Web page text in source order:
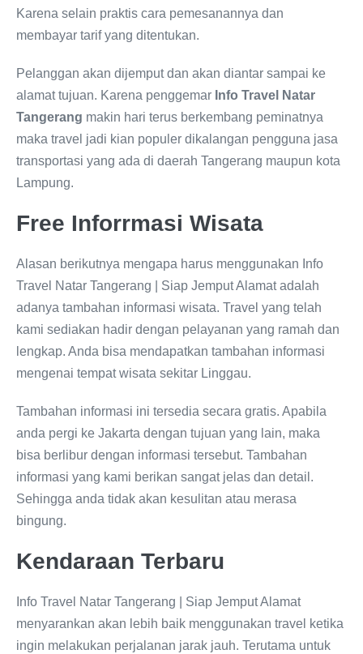
Karena selain praktis cara pemesanannya dan
membayar tarif yang ditentukan.
Pelanggan akan dijemput dan akan diantar sampai ke
alamat tujuan. Karena penggemar Info Travel Natar
Tangerang makin hari terus berkembang peminatnya
maka travel jadi kian populer dikalangan pengguna jasa
transportasi yang ada di daerah Tangerang maupun kota
Lampung.
Free Inforrmasi Wisata
Alasan berikutnya mengapa harus menggunakan Info
Travel Natar Tangerang | Siap Jemput Alamat adalah
adanya tambahan informasi wisata. Travel yang telah
kami sediakan hadir dengan pelayanan yang ramah dan
lengkap. Anda bisa mendapatkan tambahan informasi
mengenai tempat wisata sekitar Linggau.
Tambahan informasi ini tersedia secara gratis. Apabila
anda pergi ke Jakarta dengan tujuan yang lain, maka
bisa berlibur dengan informasi tersebut. Tambahan
informasi yang kami berikan sangat jelas dan detail.
Sehingga anda tidak akan kesulitan atau merasa
bingung.
Kendaraan Terbaru
Info Travel Natar Tangerang | Siap Jemput Alamat
menyarankan akan lebih baik menggunakan travel ketika
ingin melakukan perjalanan jarak jauh. Terutama untuk